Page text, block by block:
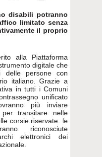
disabili potranno
limitato senza
il proprio
alla Piattaforma
digitale che
delle persone con
italiano. Grazie a
in tutti i Comuni
unificato
più inviare
per transitare nelle
corsie riservate: le
riconosciute
elettronici dei